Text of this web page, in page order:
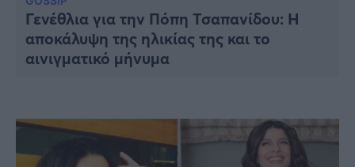
Υγεία
Γυναίκα
Καιρός
Γενέθλια για την Πόπη Τσαπανίδου: Η
αποκάλυψη της ηλικίας της και το
αινιγματικό μήνυμα